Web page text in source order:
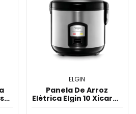
ELGIN
Panela De Arroz
Elétrica Elgin 10 Xicaras